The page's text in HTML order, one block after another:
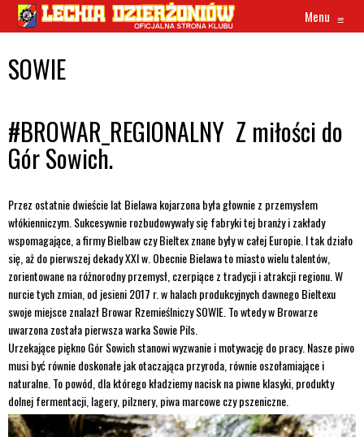
Menu ≡
SOWIE
#BROWAR_REGIONALNY Z miłości do
Gór Sowich.
Przez ostatnie dwieście lat Bielawa kojarzona była głownie z przemysłem
włókienniczym. Sukcesywnie rozbudowywały się fabryki tej branży i zakłady
wspomagające, a firmy Bielbaw czy Bieltex znane były w całej Europie. I tak działo
się, aż do pierwszej dekady XXI w. Obecnie Bielawa to miasto wielu talentów,
zorientowane na różnorodny przemysł, czerpiące z tradycji i atrakcji regionu. W
nurcie tych zmian, od jesieni 2017 r. w halach produkcyjnych dawnego Bieltexu
swoje miejsce znalazł Browar Rzemieślniczy SOWIE. To wtedy w Browarze
uwarzona została pierwsza warka Sowie Pils.
Urzekające piękno Gór Sowich stanowi wyzwanie i motywację do pracy. Nasze piwo
musi być równie doskonałe jak otaczająca przyroda, równie oszołamiające i
naturalne. To powód, dla którego kładziemy nacisk na piwne klasyki, produkty
dolnej fermentacji, lagery, pilznery, piwa marcowe czy pszeniczne.